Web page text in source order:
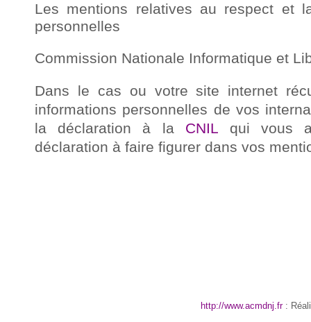
Les mentions relatives au respect et
personnelles
Commission Nationale Informatique et
Dans le cas ou votre site internet
informations personnelles de vos
la déclaration à la CNIL qui vous
déclaration à faire figurer dans vos
http://www.acmdnj.fr: